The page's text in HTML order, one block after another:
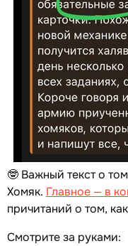
🤓 Важный текст о
Хомяк. Главное — в
причитаний о том,
Смотрите за руками: